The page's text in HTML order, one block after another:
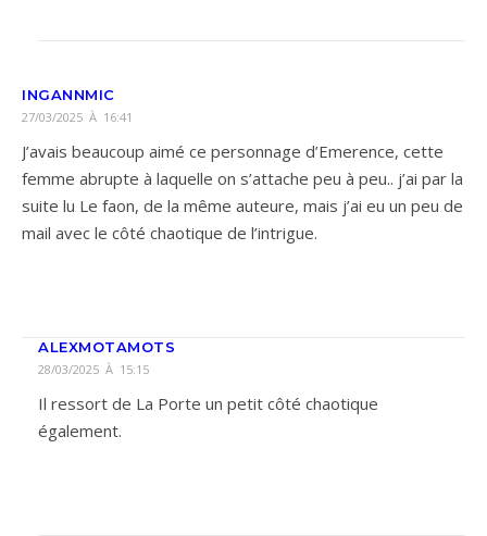
INGANNMIC
27/03/2025 À 16:41
J’avais beaucoup aimé ce personnage d’Emerence, cette
femme abrupte à laquelle on s’attache peu à peu.. j’ai par la
suite lu Le faon, de la même auteure, mais j’ai eu un peu de
mail avec le côté chaotique de l’intrigue.
ALEXMOTAMOTS
28/03/2025 À 15:15
Il ressort de La Porte un petit côté chaotique
également.